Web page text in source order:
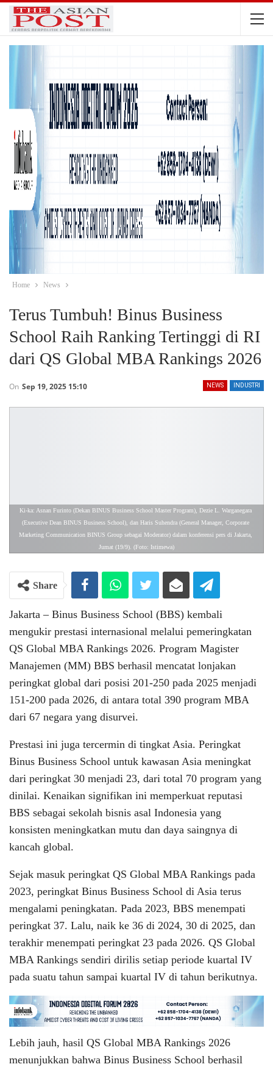
Home News
Terus Tumbuh! Binus Business
School Raih Ranking Tertinggi di RI
dari QS Global MBA Rankings 2026
NEWS INDUSTRI
On Sep 19, 2025 15:10
Ki-ka: Asnan Furinto (Dekan BINUS Business School Master Program), Dezie L. Warganegara
(Executive Dean BINUS Business School), dan Haris Suhendra (General Manager, Corporate
Marketing Communication BINUS Group sebagai Moderator) dalam konferensi pers di Jakarta,
Jumat (19/9). (Foto: Istimewa)
Share
Jakarta – Binus Business School (BBS) kembali
mengukir prestasi internasional melalui pemeringkatan
QS Global MBA Rankings 2026. Program Magister
Manajemen (MM) BBS berhasil mencatat lonjakan
peringkat global dari posisi 201-250 pada 2025 menjadi
151-200 pada 2026, di antara total 390 program MBA
dari 67 negara yang disurvei.
Prestasi ini juga tercermin di tingkat Asia. Peringkat
Binus Business School untuk kawasan Asia meningkat
dari peringkat 30 menjadi 23, dari total 70 program yang
dinilai. Kenaikan signifikan ini memperkuat reputasi
BBS sebagai sekolah bisnis asal Indonesia yang
konsisten meningkatkan mutu dan daya saingnya di
kancah global.
Sejak masuk peringkat QS Global MBA Rankings pada
2023, peringkat Binus Business School di Asia terus
mengalami peningkatan. Pada 2023, BBS menempati
peringkat 37. Lalu, naik ke 36 di 2024, 30 di 2025, dan
terakhir menempati peringkat 23 pada 2026. QS Global
MBA Rankings sendiri dirilis setiap periode kuartal IV
pada suatu tahun sampai kuartal IV di tahun berikutnya.
Lebih jauh, hasil QS Global MBA Rankings 2026
menunjukkan bahwa Binus Business School berhasil